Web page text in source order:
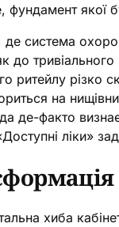
фундамент якої
система
до
ритейлу різко
на
де-факто
ліки»
хиба